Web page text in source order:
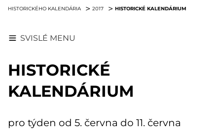
HISTORICKÉHO KALENDÁRIA 2017 HISTORICKÉ KALENDÁRIUM
SVISLÉ MENU
HISTORICKÉ
KALENDÁRIUM
pro týden od 5. června do 11. června